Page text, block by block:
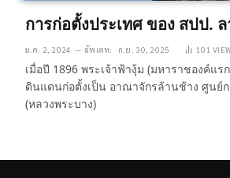
การก่อตั้งประเทศ ของ สปป. ล
ม.ค. 2, 2024 อัพเดท: ก.ย. 30, 2025 101
เมื่อปี 1896 พระเจ้าฟ้างุ้ม (มหาราชองค์แร
ดินแดนก่อตั้งเป็น อาณาจักรล้านช้าง ศูนย์ก
(หลวงพระบาง)